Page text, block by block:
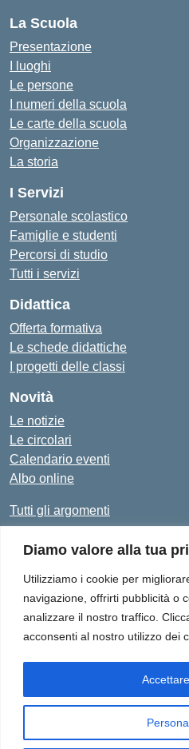
Diamo valore alla tua
Utilizziamo i cookie per
navigazione, offrirti pubblicità o
analizzare il nostro traffico.
acconsenti al nostro utilizzo dei
La Scuola
Presentazione
I luoghi
Le persone
I numeri della scuola
Le carte della scuola
Organizzazione
La storia
I Servizi
Personale scolastico
Famiglie e studenti
Percorsi di studio
Tutti i servizi
Didattica
Offerta formativa
Le schede didattiche
I progetti delle classi
Novità
Le notizie
Le circolari
Calendario eventi
Albo online
Tutti gli argomenti
Amministrazione Trasparente
Dichiarazione di accessibilità
Istituto Comprensivo "Don Enrico
SAIC8BN00Q@pec.istruzione.it